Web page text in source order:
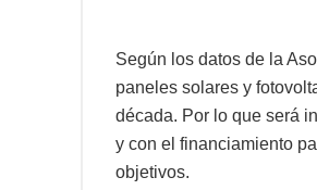
Según los datos de la
paneles solares y
década. Por lo que será
y con el financiamiento
objetivos.